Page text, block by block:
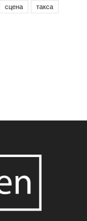
сцена такса